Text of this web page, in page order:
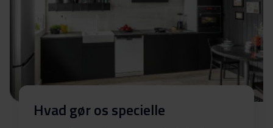
Hvad gør os specielle